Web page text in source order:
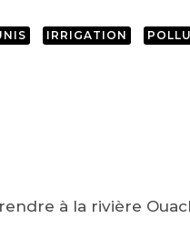
IRRIGATION
à la rivière